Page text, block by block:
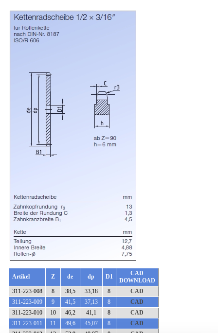
Artikel Z de dp D1
CAD
DOWNLOAD
311-223-008
8 38,5 33,18 8
CAD
311-223-009
9 41,5 37,13 8
CAD
311-223-010
10 46,2 41,1 8
CAD
311-223-011
11 49,6 45,07 8
CAD